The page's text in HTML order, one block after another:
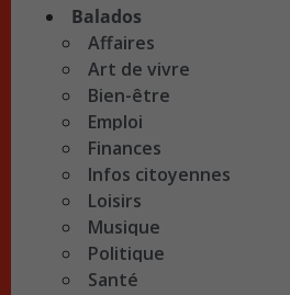
Balados
Affaires
Art de vivre
Bien-être
Emploi
Finances
Infos citoyennes
Loisirs
Musique
Politique
Santé